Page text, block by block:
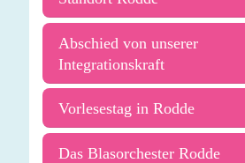
Abschied von unserer
Integrationskraft
Vorlesestag in Rodde
Das Blasorchester Rodde